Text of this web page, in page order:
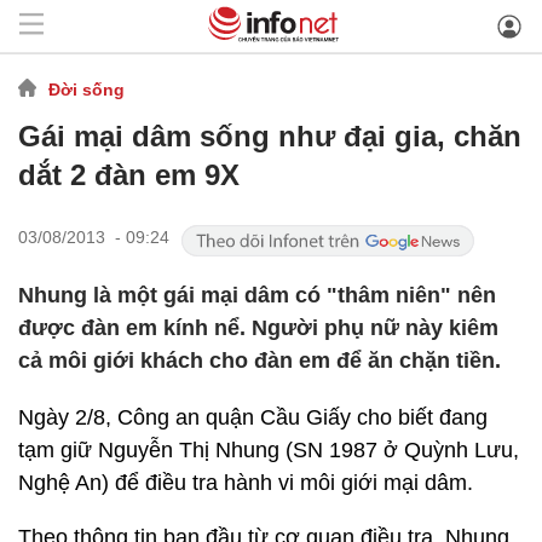
Đời sống
Gái mại dâm sống như đại gia, chăn
dắt 2 đàn em 9X
03/08/2013 - 09:24
Nhung là một gái mại dâm có "thâm niên" nên
được đàn em kính nể. Người phụ nữ này kiêm
cả môi giới khách cho đàn em để ăn chặn tiền.
Ngày 2/8, Công an quận Cầu Giấy cho biết đang
tạm giữ Nguyễn Thị Nhung (SN 1987 ở Quỳnh Lưu,
Nghệ An) để điều tra hành vi môi giới mại dâm.
Theo thông tin ban đầu từ cơ quan điều tra, Nhung